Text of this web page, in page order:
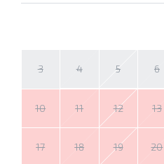
3 4 5 6
10 11 12 13
17 18 19 20